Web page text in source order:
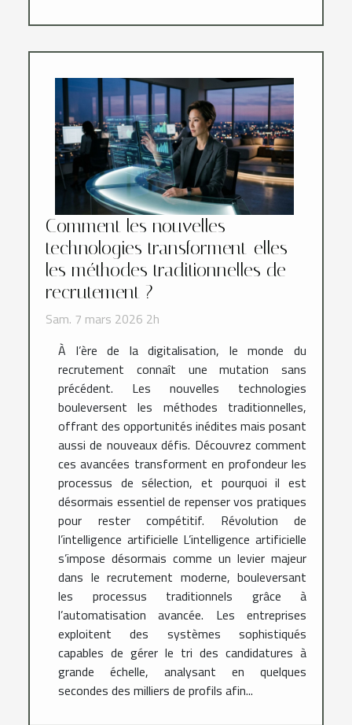
Comment les nouvelles
technologies transforment-elles
les méthodes traditionnelles de
recrutement ?
Sam. 7 mars 2026 2h
À l’ère de la digitalisation, le monde du
recrutement connaît une mutation sans
précédent. Les nouvelles technologies
bouleversent les méthodes traditionnelles,
offrant des opportunités inédites mais posant
aussi de nouveaux défis. Découvrez comment
ces avancées transforment en profondeur les
processus de sélection, et pourquoi il est
désormais essentiel de repenser vos pratiques
pour rester compétitif. Révolution de
l’intelligence artificielle L’intelligence artificielle
s’impose désormais comme un levier majeur
dans le recrutement moderne, bouleversant
les processus traditionnels grâce à
l’automatisation avancée. Les entreprises
exploitent des systèmes sophistiqués
capables de gérer le tri des candidatures à
grande échelle, analysant en quelques
secondes des milliers de profils afin...